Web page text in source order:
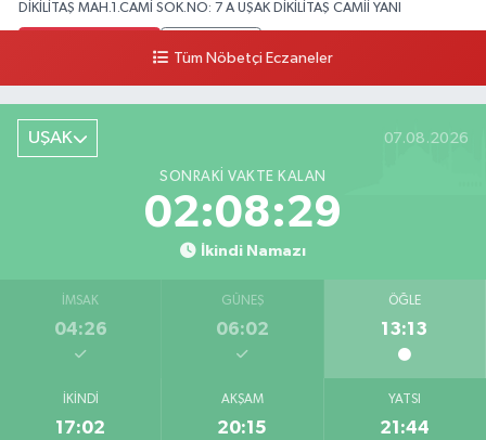
DİKİLİTAŞ MAH.1.CAMİ SOK.NO: 7 A UŞAK DİKİLİTAŞ CAMİİ YANI
Tüm Nöbetçi Eczaneler
UŞAK 07.08.2026
SONRAKI VAKTE KALAN
02:08:29
İkindi Namazı
İMSAK
04:26
GÜNEŞ
06:02
ÖĞLE
13:13
İKINDI
17:02
AKŞAM
20:15
YATSI
21:44